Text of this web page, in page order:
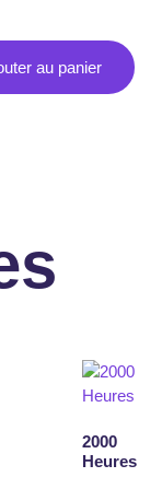
au panier
2000
Heures